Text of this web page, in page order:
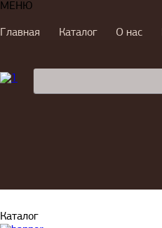
МЕНЮ
Главная Каталог О нас
Каталог